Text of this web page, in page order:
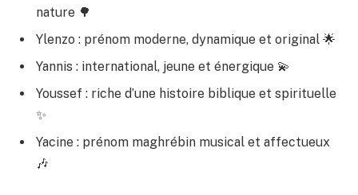
nature 🌳
Ylenzo : prénom moderne, dynamique et original 🌟
Yannis : international, jeune et énergique 💫
Youssef : riche d’une histoire biblique et spirituelle
✨
Yacine : prénom maghrébin musical et affectueux
🎶